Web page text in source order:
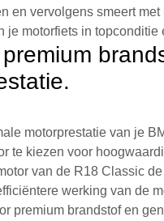
en vervolgens smeert
je motorfiets in
motorprestatie van je
te kiezen voor
van de R18 Classic
werking van de
premium brandstof en